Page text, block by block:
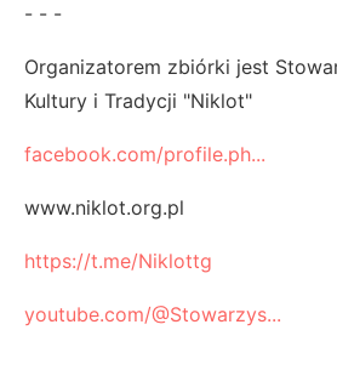
- - -
Organizatorem zbiórki jest
Kultury i Tradycji "Niklot"
facebook.com/profile.ph...
www.niklot.org.pl
https://t.me/Niklottg
youtube.com/@Stowarzys...